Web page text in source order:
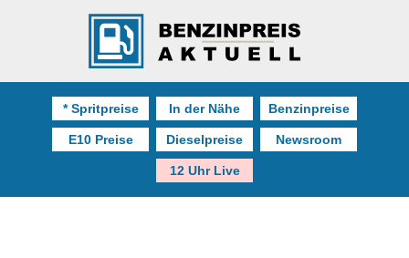
* Spritpreise In der Nähe Benzinpreise
E10 Preise Dieselpreise Newsroom
12 Uhr Live